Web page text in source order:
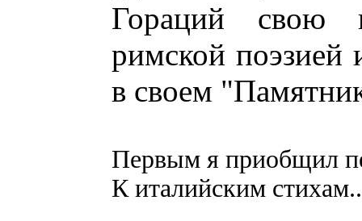
Гораций свою
римской поэзией
в своем
Первым я приобщил
К италийским